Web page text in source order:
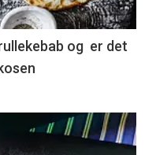
og er det